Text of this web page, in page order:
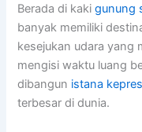
Berada di kakigunung
banyak memiliki
kesejukan udara yang
mengisi waktu luang
dibangun istana
terbesar di dunia.